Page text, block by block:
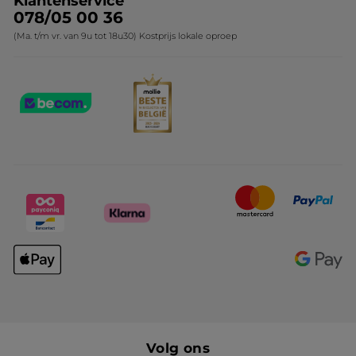
078/05 00 36
(Ma. t/m vr. van 9u tot 18u30) Kostprijs lokale oproep
Volg ons